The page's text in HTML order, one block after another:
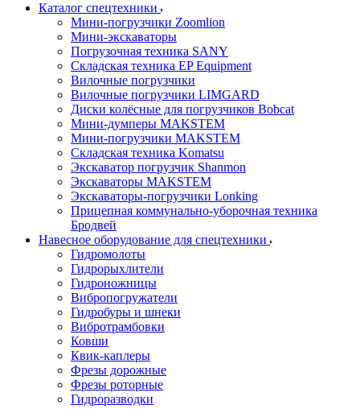
Каталог спецтехники
Мини-погрузчики Zoomlion
Мини-экскаваторы
Погрузочная техника SANY
Складская техника EP Equipment
Вилочные погрузчики
Вилочные погрузчики LIMGARD
Диски колёсные для погрузчиков Bobcat
Мини-думперы MAKSTEM
Мини-погрузчики MAKSTEM
Складская техника Komatsu
Экскаватор погрузчик Shanmon
Экскаваторы MAKSTEM
Экскаваторы-погрузчики Lonking
Прицепная коммунально-уборочная техника
Бродвей
Навесное оборудование для спецтехники
Гидромолоты
Гидрорыхлители
Гидроножницы
Вибропогружатели
Гидробуры и шнеки
Вибротрамбовки
Ковши
Квик-каплеры
Фрезы дорожные
Фрезы роторные
Гидроразводки